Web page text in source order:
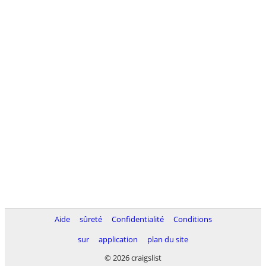
Aide sûreté Confidentialité
Conditions
sur
application
plan du site
© 2026 craigslist